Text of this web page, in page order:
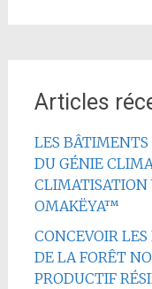
Articles
LES BÂTIMENTS
DU GÉNIE
CLIMATISATION
OMAKËYA™
CONCEVOIR
DE LA FORÊT
PRODUCTIF